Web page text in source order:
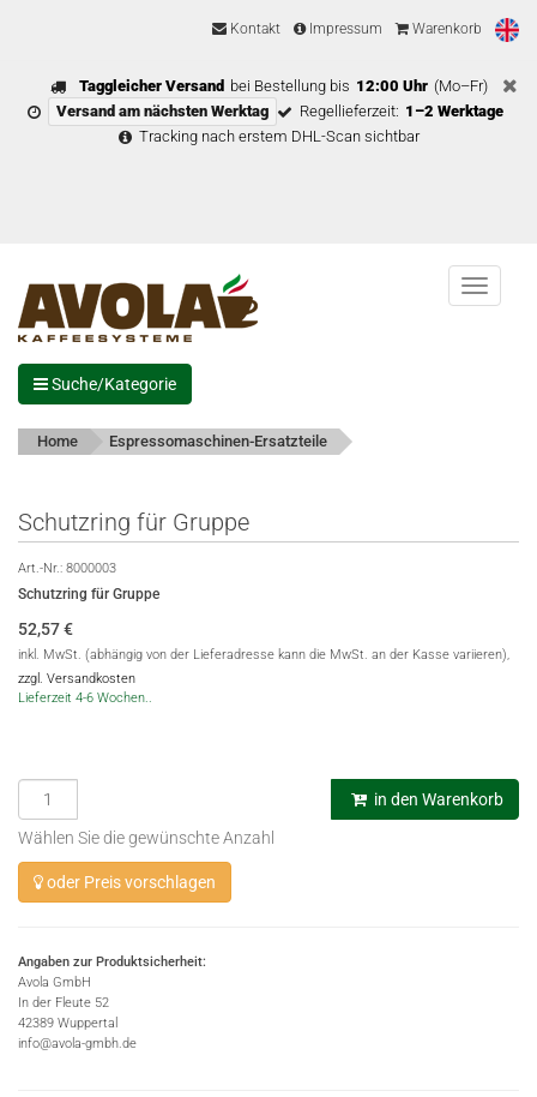
Kontakt Impressum Warenkorb
Taggleicher Versand bei Bestellung bis 12:00 Uhr (Mo–Fr)
Versand am nächsten Werktag
Regellieferzeit: 1–2 Werktage
Tracking nach erstem DHL-Scan sichtbar
Menu
Suche/Kategorie
Home Espressomaschinen-Ersatzteile
Schutzring für Gruppe
Art.-Nr.: 8000003
Schutzring für Gruppe
52,57€
inkl. MwSt. (abhängig von der Lieferadresse kann die MwSt. an der Kasse variieren),
zzgl. Versandkosten
Lieferzeit 4-6 Wochen..
in den Warenkorb
Wählen Sie die gewünschte Anzahl
oder Preis vorschlagen
Angaben zur Produktsicherheit:
Avola GmbH
In der Fleute 52
42389 Wuppertal
info@avola-gmbh.de